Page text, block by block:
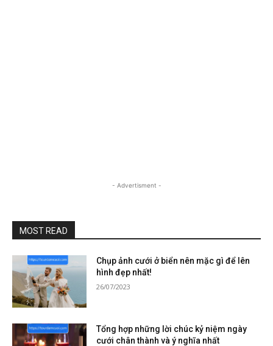
- Advertisment -
MOST READ
Chụp ảnh cưới ở biển nên mặc gì để lên
hình đẹp nhất!
26/07/2023
Tổng hợp những lời chúc kỷ niệm ngày
cưới chân thành và ý nghĩa nhất